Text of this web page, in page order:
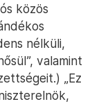
közös
nélküli,
valamint
„Ez